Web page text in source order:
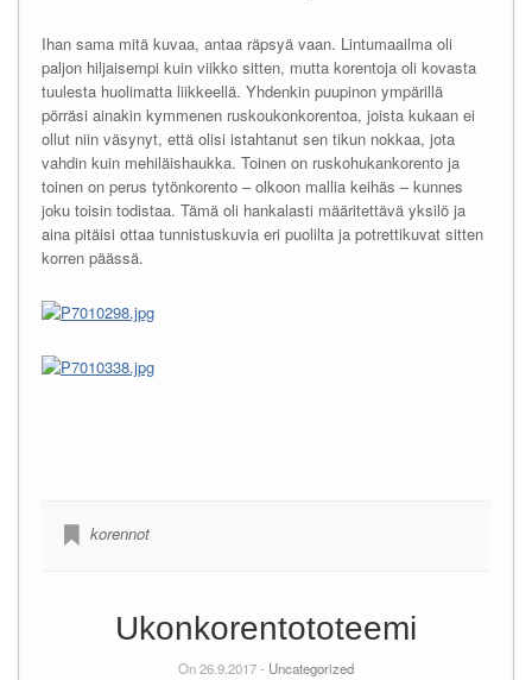
Ihan sama mitä kuvaa, antaa räpsyä vaan. Lintumaailma oli
paljon hiljaisempi kuin viikko sitten, mutta korentoja oli kovasta
tuulesta huolimatta liikkeellä. Yhdenkin puupinon ympärillä
pörräsi ainakin kymmenen ruskoukonkorentoa, joista kukaan ei
ollut niin väsynyt, että olisi istahtanut sen tikun nokkaa, jota
vahdin kuin mehiläishaukka. Toinen on ruskohukankorento ja
toinen on perus tytönkorento – olkoon mallia keihäs – kunnes
joku toisin todistaa. Tämä oli hankalasti määritettävä yksilö ja
aina pitäisi ottaa tunnistuskuvia eri puolilta ja potrettikuvat sitten
korren päässä.
korennot
Ukonkorentototeemi
On 26.9.2017 - Uncategorized